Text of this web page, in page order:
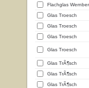
Flachglas
Glas Troesch
Glas Troesch
Glas Troesch
Glas Troesch
Glas TrÃ¶sch
Glas TrÃ¶sch
Glas TrÃ¶sch